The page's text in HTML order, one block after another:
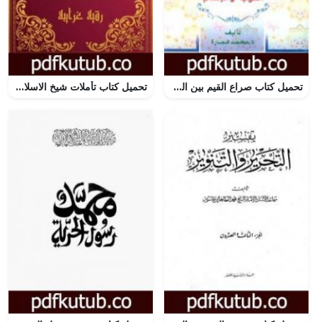
تحميل كتاب صراع القيم بين الغرب والإسلام PDF تأليف محمد عمارة مجانا [كامل] تحميل كتاب تأملات شيخ الاسلام ابن تيمية في القرآن الكريم سورة هود PDF تأليف رقية محمود الغرايبة مجانا [كامل]